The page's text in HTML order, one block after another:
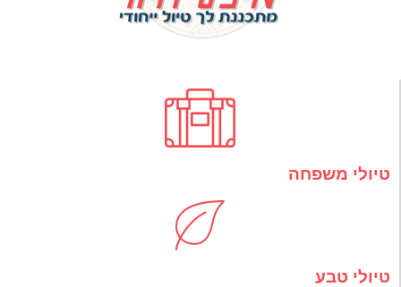
טיולי משפחה
טיולי טבע